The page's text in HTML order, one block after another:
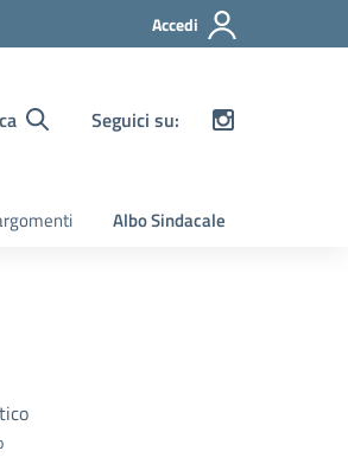
Accedi
Seguici su:
Albo Sindacale